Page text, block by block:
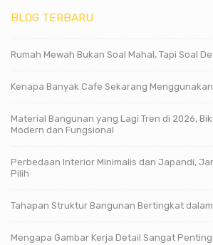
BLOG TERBARU
Rumah Mewah Bukan Soal Mahal, Tapi Soal
Kenapa Banyak Cafe Sekarang
Material Bangunan yang Lagi Tren di 2026,
Modern dan Fungsional
Perbedaan Interior Minimalis dan Japandi,
Pilih
Tahapan Struktur Bangunan Bertingkat
Mengapa Gambar Kerja Detail Sangat